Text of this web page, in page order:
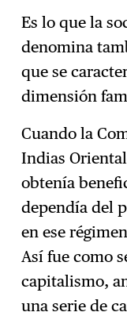
Es lo que la
denomina
que se
dimensión
Cuando la
Indias
obtenía
dependía del
en ese
Así fue como
capitalismo,
una serie de